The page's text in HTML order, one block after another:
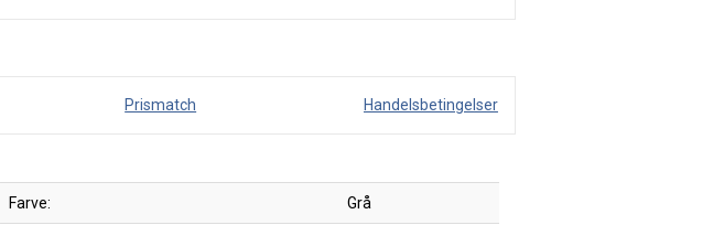
Prismatch Handelsbetingelser
Farve: Grå